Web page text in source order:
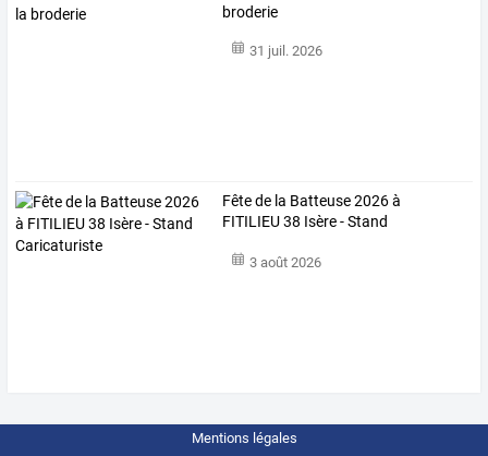
broderie
31 juil. 2026
Fête de la Batteuse 2026 à
FITILIEU 38 Isère - Stand
3 août 2026
Mentions légales